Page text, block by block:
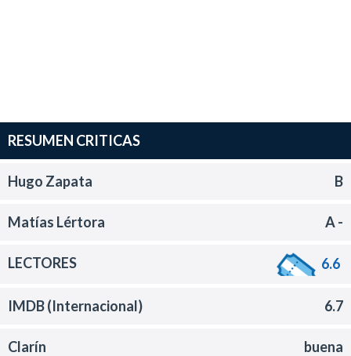
RESUMEN CRITICAS
Hugo Zapata B
Matías Lértora A -
LECTORES 6.6
IMDB (Internacional) 6.7
Clarín buena